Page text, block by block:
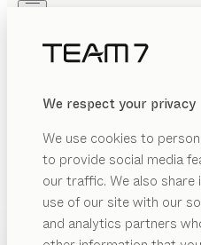
We respect your privacy
We use cookies to
to provide social media
our traffic. We also
use of our site with our
and analytics partners
PRODUKTE
INSPIRATION
HÄNDLER
pisa
von Kai Stania
Klare Ästhetik,
Naturholz. Der